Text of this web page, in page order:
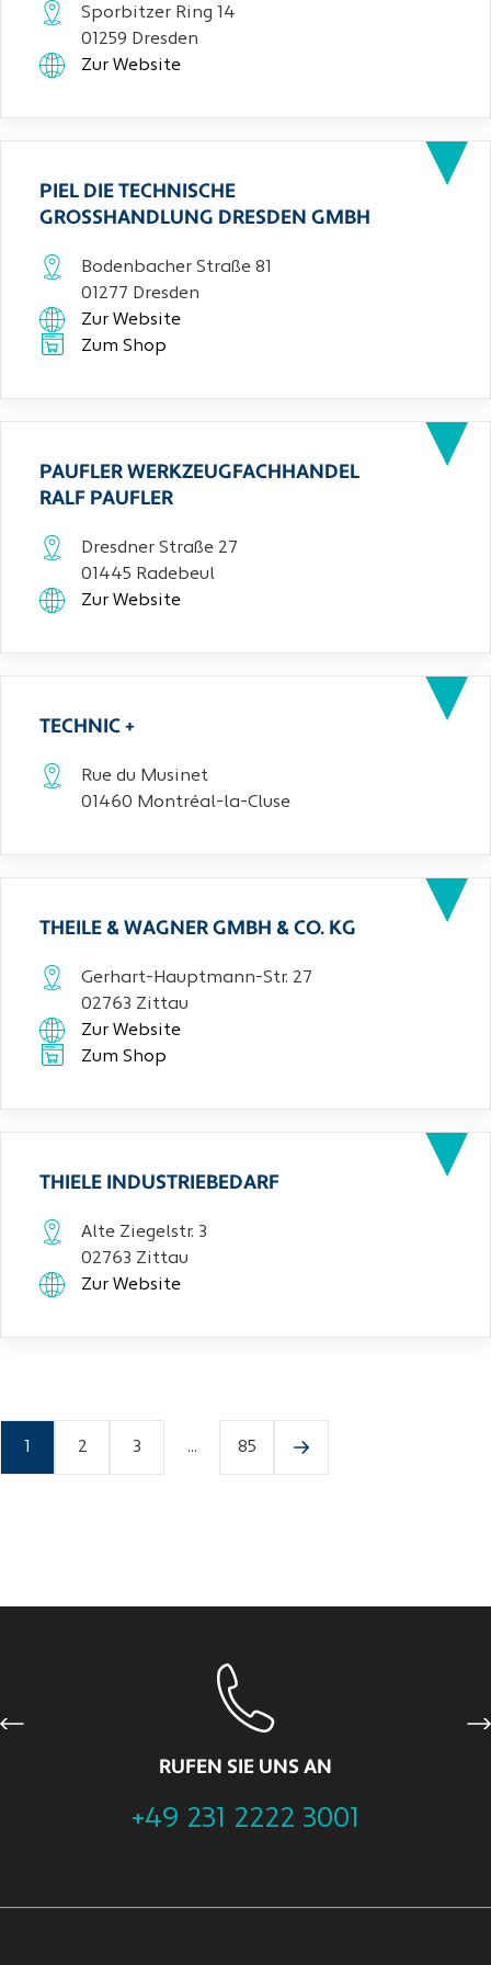
Sporbitzer Ring 14
01259 Dresden
Zur Website
PIEL DIE TECHNISCHE
GROSSHANDLUNG DRESDEN GMBH
Bodenbacher Straße 81
01277 Dresden
Zur Website
Zum Shop
PAUFLER WERKZEUGFACHHANDEL
RALF PAUFLER
Dresdner Straße 27
01445 Radebeul
Zur Website
TECHNIC +
Rue du Musinet
01460 Montréal-la-Cluse
THEILE & WAGNER GMBH & CO. KG
Gerhart-Hauptmann-Str. 27
02763 Zittau
Zur Website
Zum Shop
THIELE INDUSTRIEBEDARF
Alte Ziegelstr. 3
02763 Zittau
Zur Website
2 3 ... 85
RUFEN SIE UNS AN
+49 231 2222 3001
Previous